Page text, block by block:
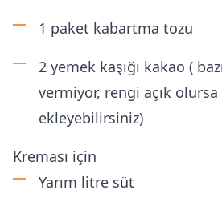
1 paket kabartma tozu
2 yemek kaşığı kakao (
vermiyor, rengi açık
ekleyebilirsiniz)
Kreması için
Yarım litre süt